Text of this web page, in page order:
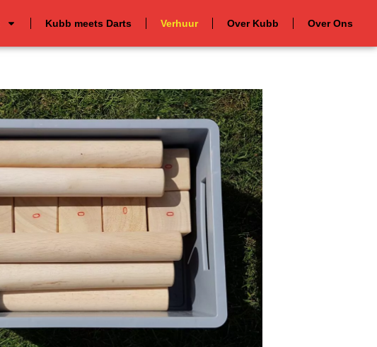
Kubb meets Darts Verhuur Over Kubb Over Ons